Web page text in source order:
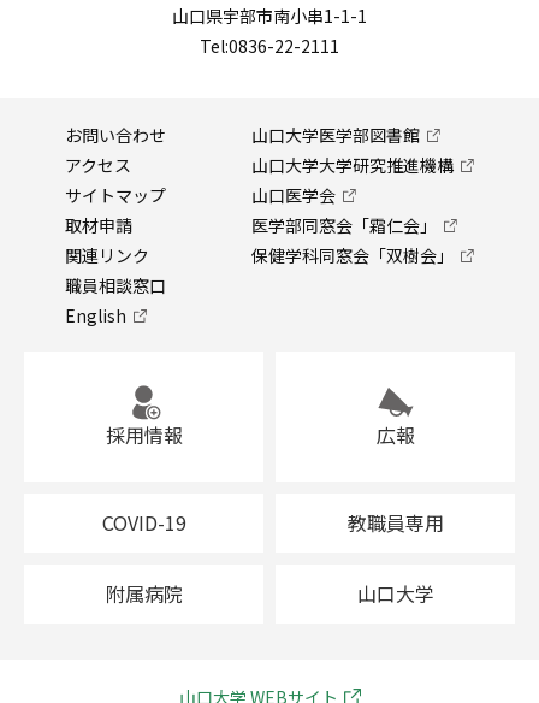
山口県宇部市南小串1-1-1
Tel:0836-22-2111
お問い合わせ
アクセス
サイトマップ
取材申請
関連リンク
職員相談窓口
English
山口大学医学部図書館
山口大学大学研究推進機構
山口医学会
医学部同窓会「霜仁会」
保健学科同窓会「双樹会」
採用情報 広報
COVID-19
附属病院
教職員専用
山口大学
山口大学 WEBサイト